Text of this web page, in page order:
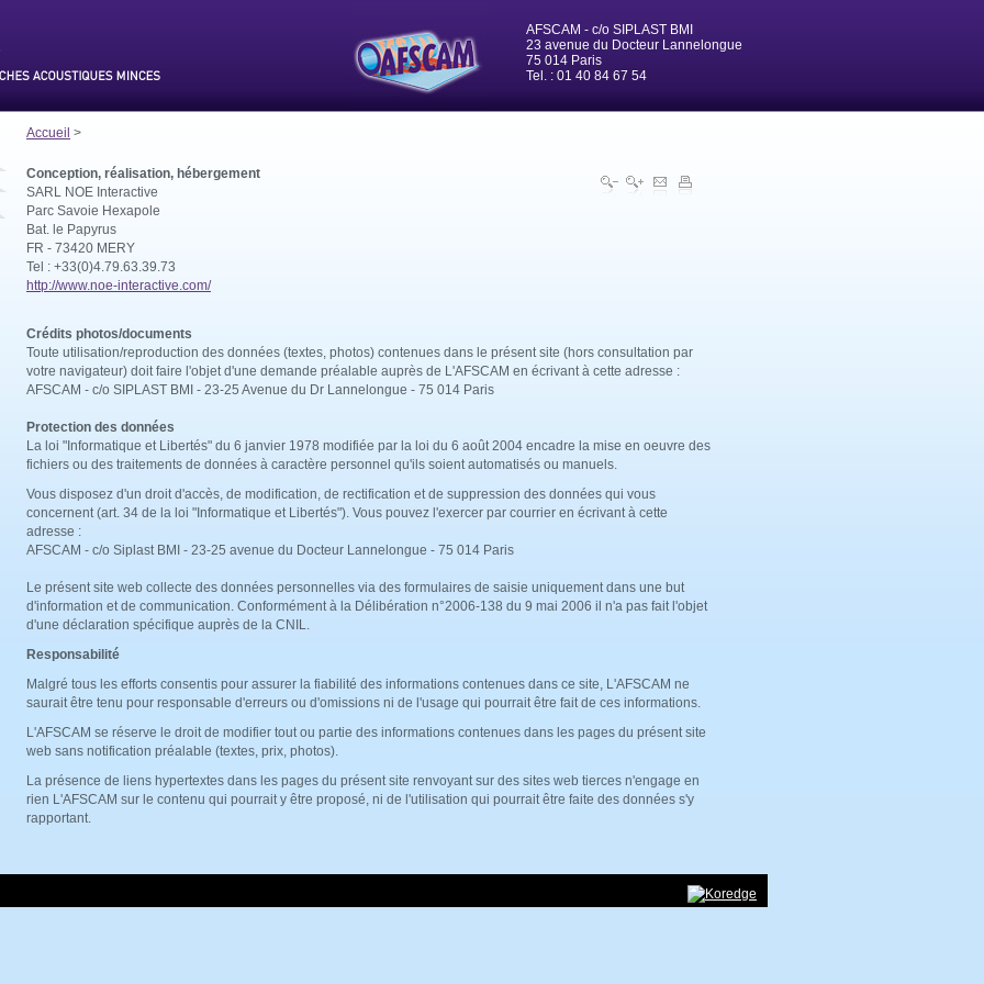
AFSCAM - c/o SIPLAST BMI
23 avenue du Docteur Lannelongue
75 014 Paris
Tel. : 01 40 84 67 54
Accueil >
Conception, réalisation, hébergement
SARL NOE Interactive
Parc Savoie Hexapole
Bat. le Papyrus
FR - 73420 MERY
Tel : +33(0)4.79.63.39.73
http://www.noe-interactive.com/
Crédits photos/documents
Toute utilisation/reproduction des données (textes, photos) contenues dans le présent site (hors consultation par
votre navigateur) doit faire l'objet d'une demande préalable auprès de L'AFSCAM en écrivant à cette adresse :
AFSCAM - c/o SIPLAST BMI - 23-25 Avenue du Dr Lannelongue - 75 014 Paris
Protection des données
La loi "Informatique et Libertés" du 6 janvier 1978 modifiée par la loi du 6 août 2004 encadre la mise en oeuvre des
fichiers ou des traitements de données à caractère personnel qu'ils soient automatisés ou manuels.
Vous disposez d'un droit d'accès, de modification, de rectification et de suppression des données qui vous
concernent (art. 34 de la loi "Informatique et Libertés"). Vous pouvez l'exercer par courrier en écrivant à cette
adresse :
AFSCAM - c/o Siplast BMI - 23-25 avenue du Docteur Lannelongue - 75 014 Paris
Le présent site web collecte des données personnelles via des formulaires de saisie uniquement dans une but
d'information et de communication. Conformément à la Délibération n°2006-138 du 9 mai 2006 il n'a pas fait l'objet
d'une déclaration spécifique auprès de la CNIL.
Responsabilité
Malgré tous les efforts consentis pour assurer la fiabilité des informations contenues dans ce site, L'AFSCAM ne
saurait être tenu pour responsable d'erreurs ou d'omissions ni de l'usage qui pourrait être fait de ces informations.
L'AFSCAM se réserve le droit de modifier tout ou partie des informations contenues dans les pages du présent site
web sans notification préalable (textes, prix, photos).
La présence de liens hypertextes dans les pages du présent site renvoyant sur des sites web tierces n'engage en
rien L'AFSCAM sur le contenu qui pourrait y être proposé, ni de l'utilisation qui pourrait être faite des données s'y
rapportant.